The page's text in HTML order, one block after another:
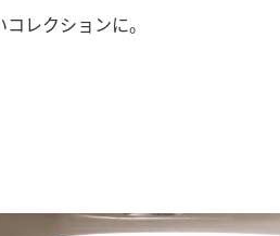
レクションに。